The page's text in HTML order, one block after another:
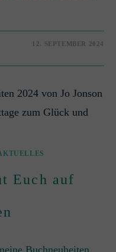
12. SEPTEMBER 2024
Euch auf
Buchneuheiten